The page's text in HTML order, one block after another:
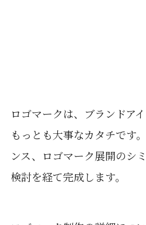
ロゴマークは、ブランドア
もっとも大事なカタチです
ンス、ロゴマーク展開のシ
検討を経て完成します。